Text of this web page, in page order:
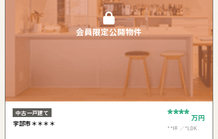
会員限定公開物件
中古一戸建て
宇部市＊＊＊＊ **** 万円
**坪 *LDK